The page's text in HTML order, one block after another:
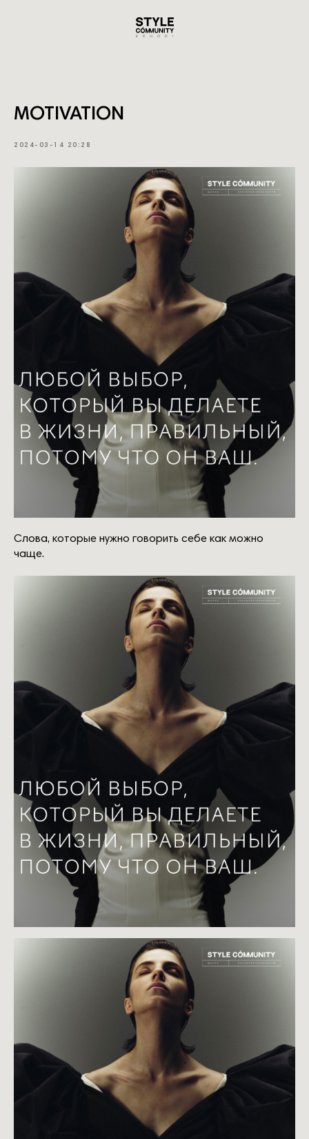
MOTIVATION
2024-03-14 20:28
Слова, которые нужно говорить себе как можно
чаще.